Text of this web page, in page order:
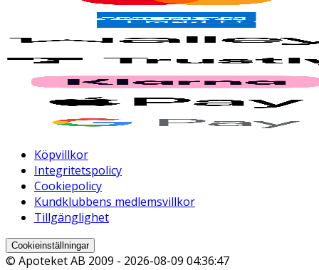
Köpvillkor
Integritetspolicy
Cookiepolicy
Kundklubbens medlemsvillkor
Tillgänglighet
Cookieinställningar
© Apoteket AB 2009 - 2026-08-09 04:36:47